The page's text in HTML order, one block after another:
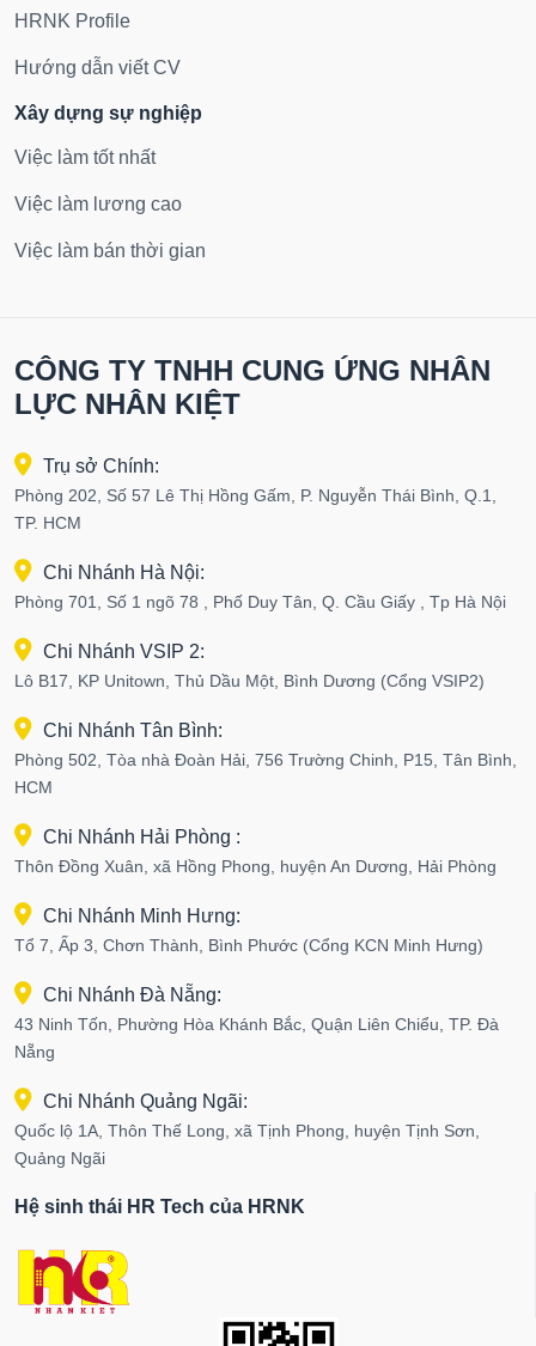
HRNK Profile
Hướng dẫn viết CV
Xây dựng sự nghiệp
Việc làm tốt nhất
Việc làm lương cao
Việc làm bán thời gian
CÔNG TY TNHH CUNG ỨNG NHÂN
LỰC NHÂN KIỆT
Trụ sở Chính:
Phòng 202, Số 57 Lê Thị Hồng Gấm, P. Nguyễn Thái Bình, Q.1,
TP. HCM
Chi Nhánh Hà Nội:
Phòng 701, Số 1 ngõ 78 , Phố Duy Tân, Q. Cầu Giấy , Tp Hà Nội
Chi Nhánh VSIP 2:
Lô B17, KP Unitown, Thủ Dầu Một, Bình Dương (Cổng VSIP2)
Chi Nhánh Tân Bình:
Phòng 502, Tòa nhà Đoàn Hải, 756 Trường Chinh, P15, Tân Bình,
HCM
Chi Nhánh Hải Phòng :
Thôn Đồng Xuân, xã Hồng Phong, huyện An Dương, Hải Phòng
Chi Nhánh Minh Hưng:
Tổ 7, Ấp 3, Chơn Thành, Bình Phước (Cổng KCN Minh Hưng)
Chi Nhánh Đà Nẵng:
43 Ninh Tốn, Phường Hòa Khánh Bắc, Quận Liên Chiểu, TP. Đà
Nẵng
Chi Nhánh Quảng Ngãi:
Quốc lộ 1A, Thôn Thế Long, xã Tịnh Phong, huyện Tịnh Sơn,
Quảng Ngãi
Hệ sinh thái HR Tech của HRNK